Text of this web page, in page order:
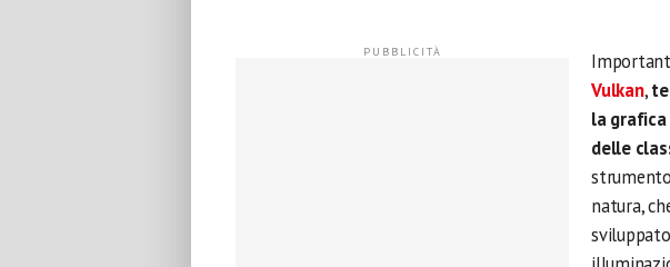
Vulkan,
la
delle
natura,